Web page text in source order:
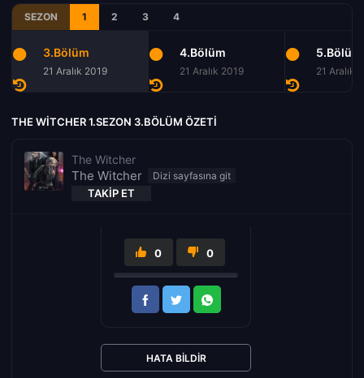
SEZON 1 2 3 4
3.Bölüm
21 Aralık 2019
4.Bölüm
21 Aralık 2019
5.Bölüm
21 Aralık
THE WITCHER 1.SEZON 3.BÖLÜM ÖZETI
The Witcher
The Witcher
TAKIP ET
0 0
HATA BILDIR